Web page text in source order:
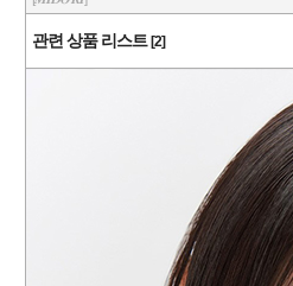
관련 상품 리스트[2]